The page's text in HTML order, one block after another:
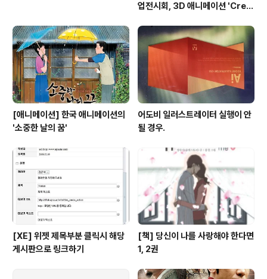
업전시회, 3D 애니메이션 'Cres
[애니메이션] 한국 애니메이션의
'소중한 날의 꿈'
어도비 일러스트레이터 실행이 안
될 경우.
[XE] 위젯 제목부분 클릭시 해당
게시판으로 링크하기
[책] 당신이 나를 사랑해야 한다면
1, 2권